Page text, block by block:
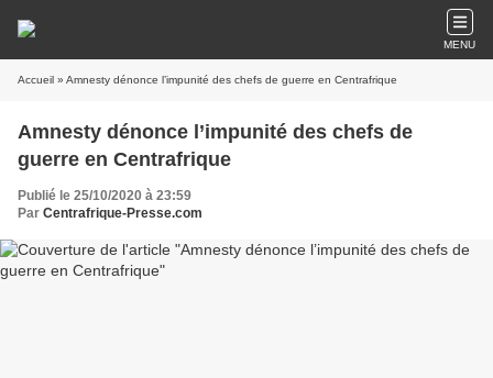
MENU
Accueil » Amnesty dénonce l’impunité des chefs de guerre en Centrafrique
Amnesty dénonce l’impunité des chefs de
guerre en Centrafrique
Publié le 25/10/2020 à 23:59
Par Centrafrique-Presse.com